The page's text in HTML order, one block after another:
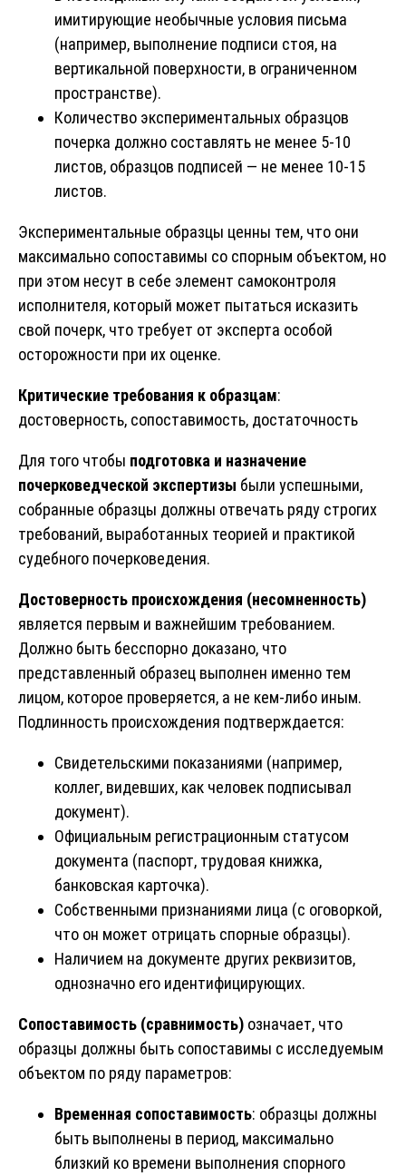
имитирующие необычные условия письма
(например, выполнение подписи стоя, на
вертикальной поверхности, в ограниченном
пространстве).
Количество экспериментальных образцов
почерка должно составлять не менее 5-10
листов, образцов подписей — не менее 10-15
листов.
Экспериментальные образцы ценны тем, что они
максимально сопоставимы со спорным объектом, но
при этом несут в себе элемент самоконтроля
исполнителя, который может пытаться исказить
свой почерк, что требует от эксперта особой
осторожности при их оценке.
Критические требования к образцам:
достоверность, сопоставимость, достаточность
Для того чтобы подготовка и назначение
почерковедческой экспертизы были успешными,
собранные образцы должны отвечать ряду строгих
требований, выработанных теорией и практикой
судебного почерковедения.
Достоверность происхождения (несомненность)
является первым и важнейшим требованием.
Должно быть бесспорно доказано, что
представленный образец выполнен именно тем
лицом, которое проверяется, а не кем-либо иным.
Подлинность происхождения подтверждается:
Свидетельскими показаниями (например,
коллег, видевших, как человек подписывал
документ).
Официальным регистрационным статусом
документа (паспорт, трудовая книжка,
банковская карточка).
Собственными признаниями лица (с оговоркой,
что он может отрицать спорные образцы).
Наличием на документе других реквизитов,
однозначно его идентифицирующих.
Сопоставимость (сравнимость) означает, что
образцы должны быть сопоставимы с исследуемым
объектом по ряду параметров:
Временная сопоставимость: образцы должны
быть выполнены в период, максимально
близкий ко времени выполнения спорного